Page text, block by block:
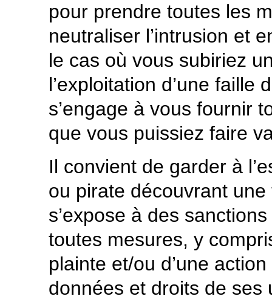
pour prendre toutes les
neutraliser l’intrusion et
le cas où vous subiriez
l’exploitation d’une
s’engage à vous fournir
que vous puissiez faire
Il convient de garder à
ou pirate découvrant
s’expose à des
toutes mesures, y
plainte et/ou d’une
données et droits de ses